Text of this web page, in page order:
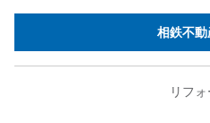
相鉄不
リフ